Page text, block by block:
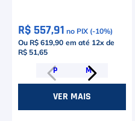
R$ 557,91 no PIX (-10%)
Ou R$ 619,90 em até 12x de
R$ 51,65
P M
VER MAIS